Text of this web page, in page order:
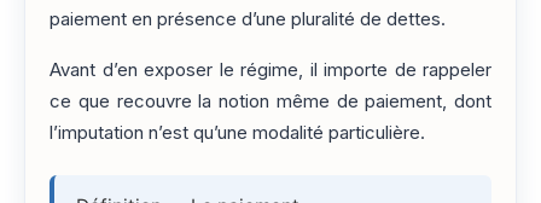
paiement en présence d’une pluralité de dettes.
Avant d’en exposer le régime, il importe de rappeler
ce que recouvre la notion même de paiement, dont
l’imputation n’est qu’une modalité particulière.